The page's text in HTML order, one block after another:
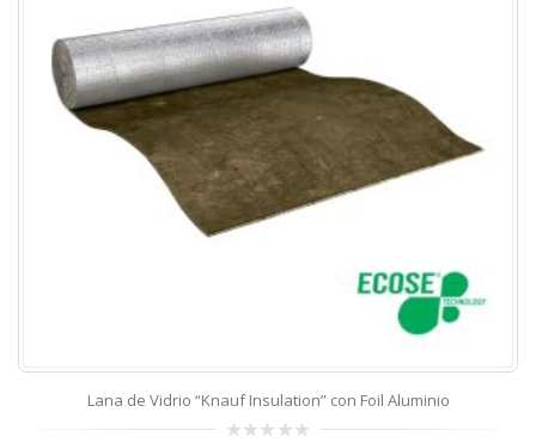
Lana de Vidrio “Knauf Insulation” con Foil Aluminio